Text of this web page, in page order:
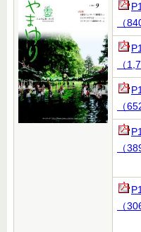
（
（
（
（
（